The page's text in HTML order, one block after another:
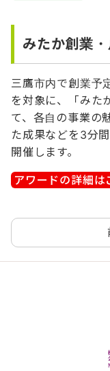
みたか創業
三鷹市内で創業予
を対象に、「みた
て、各自の事業の
た成果などを3分
開催します。
アワードの詳細は